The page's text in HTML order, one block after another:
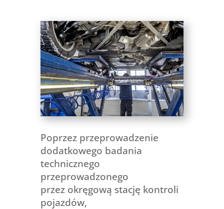
Poprzez przeprowadzenie
dodatkowego badania
technicznego
przeprowadzonego
przez okręgową stację kontroli
pojazdów,